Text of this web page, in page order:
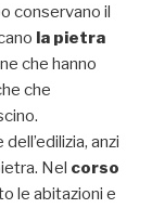
conservano il
la pietra
che hanno
che
anzi
Nel corso
le abitazioni e